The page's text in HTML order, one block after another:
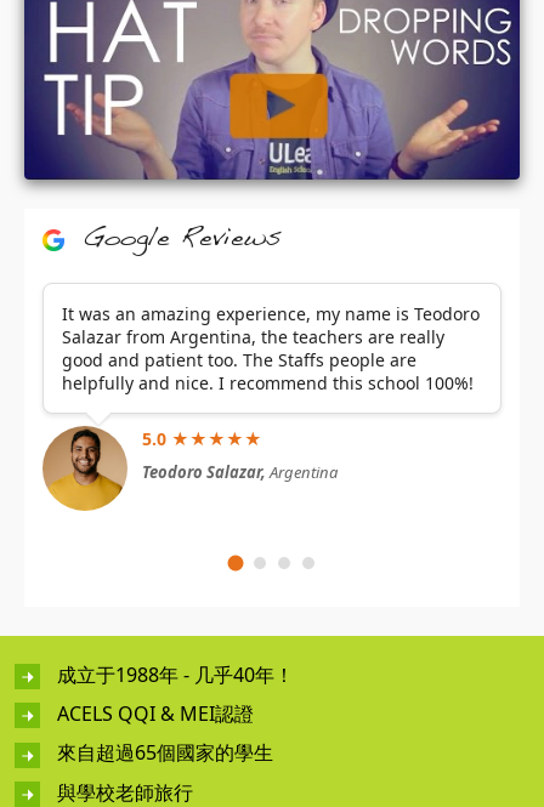
Google Reviews
It was an amazing experience, my name is Teodoro
Salazar from Argentina, the teachers are really
good and patient too. The Staffs people are
helpfully and nice. I recommend this school 100%!
5.0 ★★★★★
Teodoro Salazar,Argentina
成立于1988年 - 几乎40年！
ACELS QQI & MEI認證
來自超過65個國家的學生
與學校老師旅行